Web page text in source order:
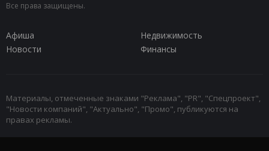
Все права защищены.
Афиша
Недвижимость
Новости
Финансы
Материалы, отмеченные знаками "Реклама", "PR", "Спецпроект",
"Новости компаний", "Актуально", "Промо", публикуются на
правах рекламы.